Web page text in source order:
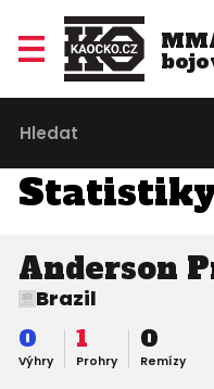
Anderson
Brazil
Výhry
0
Prohry
1
Remízy
0